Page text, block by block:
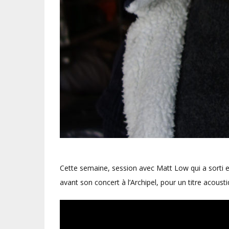
Cette semaine, session avec Matt Low qui a sorti
avant son concert à l’Archipel, pour un titre